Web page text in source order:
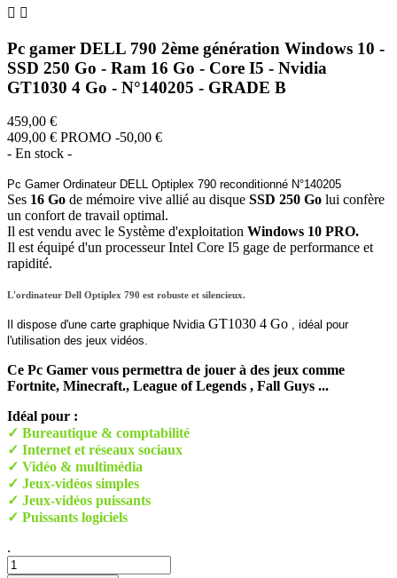
 
Pc gamer DELL 790 2ème génération Windows 10 -
SSD 250 Go - Ram 16 Go - Core I5 - Nvidia
GT1030 4 Go - N°140205 - GRADE B
459,00 €
409,00 € PROMO -50,00 €
- En stock -
Pc Gamer Ordinateur DELL Optiplex 790 reconditionné N°140205
Ses 16 Go de mémoire vive allié au disque SSD 250 Go lui confère
un confort de travail optimal.
Il est vendu avec le Système d'exploitation Windows 10 PRO.
Il est équipé d'un processeur Intel Core I5 gage de performance et
rapidité.
L'ordinateur Dell Optiplex 790 est robuste et silencieux.
Il dispose d'une carte graphique NvidiaGT1030 4 Go , idéal pour
l'utilisation des jeux vidéos.
Ce Pc Gamer vous permettra de jouer à des jeux comme
Fortnite, Minecraft., League of Legends , Fall Guys ...
Idéal pour :
✓ Bureautique & comptabilité
✓ Internet et réseaux sociaux
✓ Vidéo & multimédia
✓ Jeux-vidéos simples
✓ Jeux-vidéos puissants
✓ Puissants logiciels
.